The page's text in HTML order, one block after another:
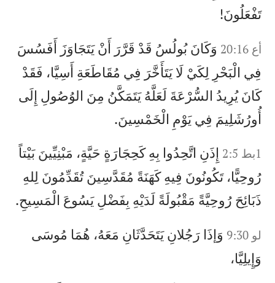
تَفْعَلُونَ!
أع 20:16
وَكَانَ بُولُسُ قَدْ قَرَّرَ أَنْ يَتَجَاوَزَ أَفَسُسَ
فِي الْبَحْرِ لِكَيْ لَا يَتَأَخَّرَ فِي مُقَاطَعَةِ أَسِيَّا، فَقَدْ
كَانَ يُرِيدُ السُّرْعَةَ لَعَلَّهُ يَتَمَكَّنُ مِنَ الوُصُولِ إِلَى
أُورُشَلِيمَ فِي يَوْمِ الْخَمْسِينَ.
1بط 2:5
إِذَنِ اتَّحِدُوا بِهِ كَحِجَارَةٍ حَيَّةٍ، مَبْنِيِّينَ بَيْتاً
رُوحِيًّا، تَكُونُونَ فِيهِ كَهَنَةً مُقَدَّسِينَ تُقَدِّمُونَ لِلهِ
ذَبَائِحَ رُوحِيَّةً مَقْبُولَةً لَدَيْهِ بِفَضْلِ يَسُوعَ الْمَسِيحِ.
لو 9:30
وَإذَا رَجُلانِ يَتَحَدَّثَانِ مَعَهُ، هُمَا مُوسَى
وَإِيلِيَّا،